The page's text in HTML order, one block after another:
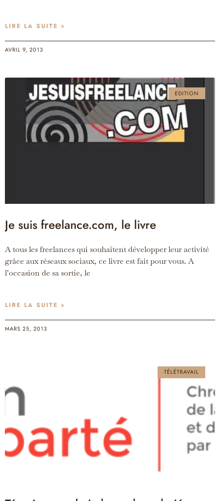
LIRE LA SUITE »
AVRIL 9, 2013
EDITION
Je suis freelance.com, le livre
A tous les freelances qui souhaitent développer leur activité
grâce aux réseaux sociaux, ce livre est fait pour vous. A
l’occasion de sa sortie, le
LIRE LA SUITE »
MARS 25, 2013
TÉLÉTRAVAIL